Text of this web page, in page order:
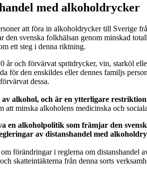
med alkoholdrycker
att föra in alkoholdrycker till Sverige
svenska folkhälsan genom minskad
ett steg i denna riktning.
år och förvärvat spritdrycker, vin, starköl
för den enskildes eller dennes familjs
dessa.
alkohol, och är en ytterligare
minska alkoholens medicinska och
en alkoholpolitik som främjar den
av distanshandel med
förändringar i reglerna om
skatteintäkterna från denna sorts